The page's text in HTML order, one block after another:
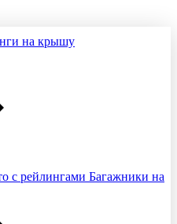
на крышу
Багажники на